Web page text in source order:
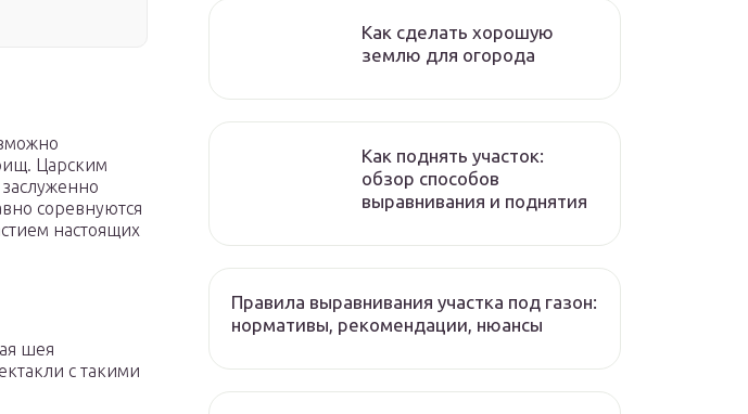
Царским
соревнуются
настоящих
шея
с такими
Как сделать хорошую
землю для огорода
Как поднять участок:
обзор способов
выравнивания и поднятия
Правила выравнивания участка под газон:
нормативы, рекомендации, нюансы